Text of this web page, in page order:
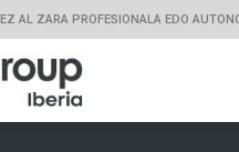
EZ AL ZARA PROFESIONALA EDO